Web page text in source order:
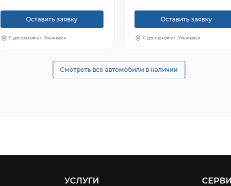
Оставить заявку
С доставкой в г. Ульяновск
Оставить заявку
С доставкой в г. Ульяновск
Смотреть все автомобили в наличии
УСЛУГИ